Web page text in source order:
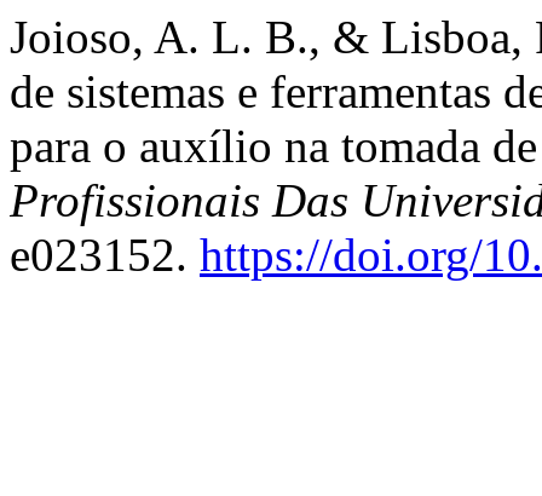
Joioso, A. L. B., & Lisboa,
de sistemas e ferramentas
para o auxílio na tomada
Profissionais Das
e023152. https://doi.org/